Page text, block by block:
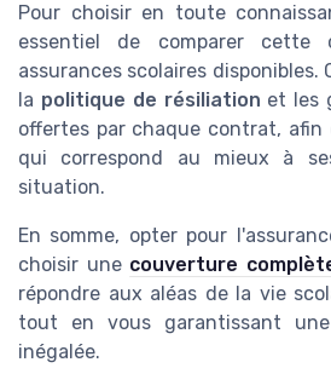
Pour choisir en toute
essentiel de comparer cette
assurances scolaires disponibles.
la politique de résiliation et les
offertes par chaque contrat, afin
qui correspond au mieux à
situation.
En somme, opter pour
choisir une couverture
répondre aux aléas de la vie
tout en vous garantissant une
inégalée.